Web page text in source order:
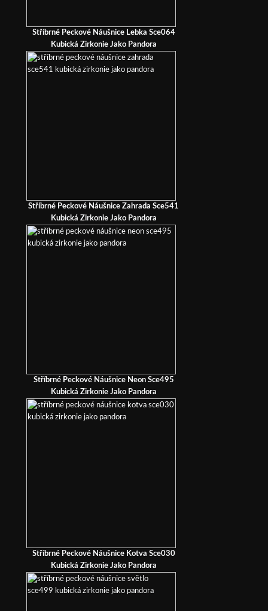
Stříbrné Peckové Náušnice Lebka Sce064
Kubická Zirkonie Jako Pandora
Stříbrné Peckové Náušnice Zahrada Sce541
Kubická Zirkonie Jako Pandora
Stříbrné Peckové Náušnice Neon Sce495
Kubická Zirkonie Jako Pandora
Stříbrné Peckové Náušnice Kotva Sce030
Kubická Zirkonie Jako Pandora